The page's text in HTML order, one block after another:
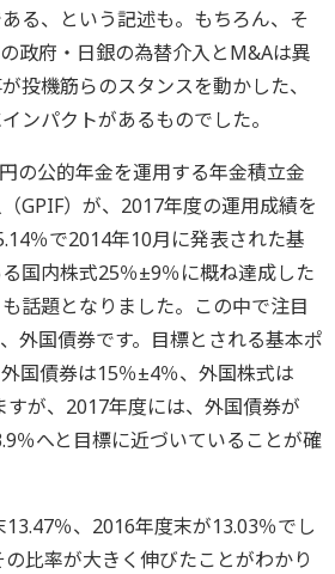
る、という記述も。もちろん、そ
政府・日銀の為替介入とM&Aは異
投機筋らのスタンスを動かした、
ンパクトがあるものでした。
の公的年金を運用する年金積立金
GPIF）が、2017年度の運用成績を
％で2014年10月に発表された基
国内株式25％±9％に概ね達成した
話題となりました。この中で注目
外国債券です。目標とされる基本ポ
国債券は15％±4％、外国株式は
が、2017年度には、外国債券が
％へと目標に近づいていることが確
％、2016年度末が13.03％でし
比率が大きく伸びたことがわかり